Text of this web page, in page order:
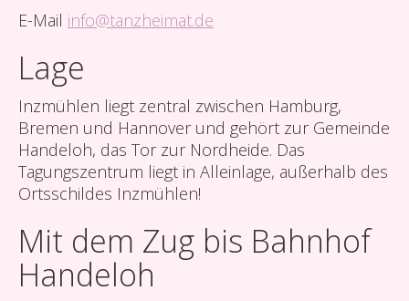
E-Mail info@tanzheimat.de
Lage
Inzmühlen liegt zentral zwischen Hamburg,
Bremen und Hannover und gehört zur Gemeinde
Handeloh, das Tor zur Nordheide. Das
Tagungszentrum liegt in Alleinlage, außerhalb des
Ortsschildes Inzmühlen!
Mit dem Zug bis Bahnhof
Handeloh